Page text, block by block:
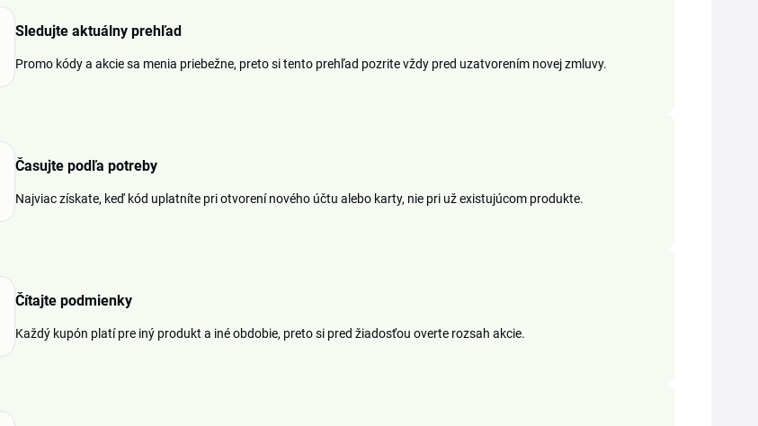
Sledujte aktuálny prehľad
Promo kódy a akcie sa menia priebežne, preto si tento prehľad pozrite vždy pred uzatvorením novej zmluvy.
Časujte podľa potreby
Najviac získate, keď kód uplatníte pri otvorení nového účtu alebo karty, nie pri už existujúcom produkte.
Čítajte podmienky
Každý kupón platí pre iný produkt a iné obdobie, preto si pred žiadosťou overte rozsah akcie.